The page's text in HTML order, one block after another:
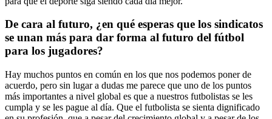
De cara al futuro, ¿en qué esperas que los sindicatos
se unan más para dar forma al futuro del fútbol
para los jugadores?
Hay muchos puntos en común en los que nos podemos poner de
acuerdo, pero sin lugar a dudas me parece que uno de los puntos
más importantes a nivel global es que a nuestros futbolistas se les
cumpla y se les pague al día. Que el futbolista se sienta dignificado